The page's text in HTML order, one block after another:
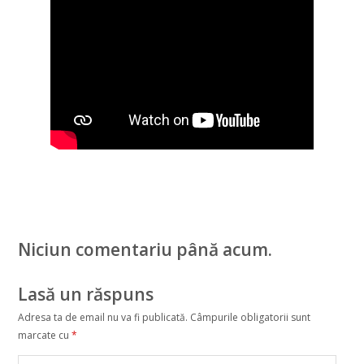
Niciun comentariu până acum.
Lasă un răspuns
Adresa ta de email nu va fi publicată. Câmpurile obligatorii sunt
marcate cu *